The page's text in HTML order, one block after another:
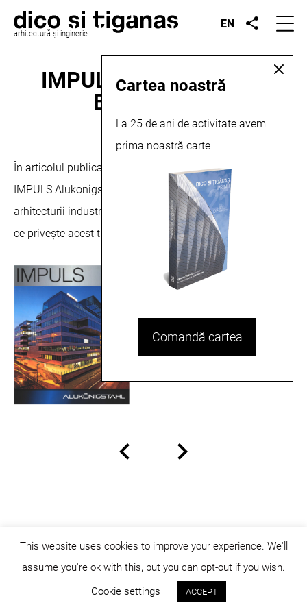
arhitectură și inginerie
EN
IMPULS Alukonigsthal,
Bosch, 2015
august 4, 2015
În articolul publicat în numarul 18/2015 al revistei
IMPULS Alukonigsthal, arh. Șerban Țigănaș dezbate tema
arhitecturii industriale și abordarea biroului nostru în ceea
ce privește acest tip de proiecte.
© dicositiganas 2026
Cartea noastră
La 25 de ani de activitate avem
prima noastră carte
Comandă cartea
This website uses cookies to improve your experience. We'll
assume you're ok with this, but you can opt-out if you wish.
Cookie settings
ACCEPT